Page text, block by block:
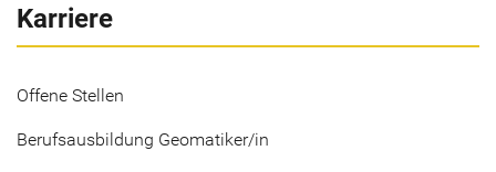
Karriere
Offene Stellen
Berufsausbildung Geomatiker/in